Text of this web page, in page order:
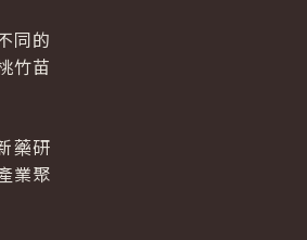
同的
竹苗
藥研
業聚